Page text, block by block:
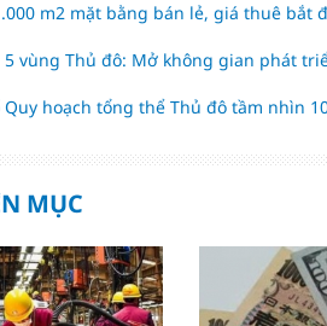
m2 mặt bằng bán lẻ, giá thuê bắt
5 vùng Thủ đô: Mở không gian phát
Quy hoạch tổng thể Thủ đô tầm nhìn
MỤC